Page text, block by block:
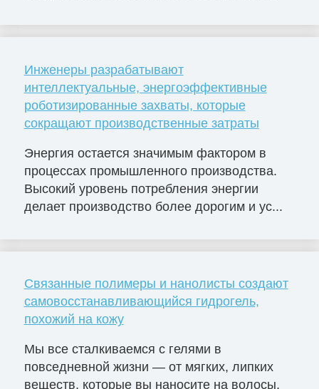
Инженеры разрабатывают
интеллектуальные, энергоэффективные
роботизированные захваты, которые
сокращают производственные затраты
Энергия остается значимым фактором в
процессах промышленного производства.
Высокий уровень потребления энергии
делает производство более дорогим и ус...
Связанные полимеры и нанолисты создают
самовосстанавливающийся гидрогель,
похожий на кожу
Мы все сталкиваемся с гелями в
повседневной жизни — от мягких, липких
веществ, которые вы наносите на волосы,